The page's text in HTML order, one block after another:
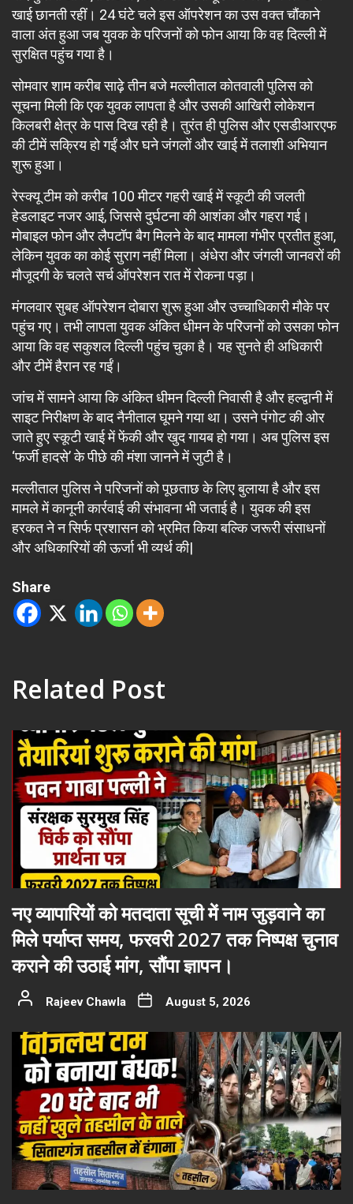
खाई छानती रहीं। 24 घंटे चले इस ऑपरेशन का उस वक्त चौंकाने
वाला अंत हुआ जब युवक के परिजनों को फोन आया कि वह दिल्ली में
सुरक्षित पहुंच गया है।
सोमवार शाम करीब साढ़े तीन बजे मल्लीताल कोतवाली पुलिस को
सूचना मिली कि एक युवक लापता है और उसकी आखिरी लोकेशन
किलबरी क्षेत्र के पास दिख रही है। तुरंत ही पुलिस और एसडीआरएफ
की टीमें सक्रिय हो गईं और घने जंगलों और खाई में तलाशी अभियान
शुरू हुआ।
रेस्क्यू टीम को करीब 100 मीटर गहरी खाई में स्कूटी की जलती
हेडलाइट नजर आई, जिससे दुर्घटना की आशंका और गहरा गई।
मोबाइल फोन और लैपटॉप बैग मिलने के बाद मामला गंभीर प्रतीत हुआ,
लेकिन युवक का कोई सुराग नहीं मिला। अंधेरा और जंगली जानवरों की
मौजूदगी के चलते सर्च ऑपरेशन रात में रोकना पड़ा।
मंगलवार सुबह ऑपरेशन दोबारा शुरू हुआ और उच्चाधिकारी मौके पर
पहुंच गए। तभी लापता युवक अंकित धीमन के परिजनों को उसका फोन
आया कि वह सकुशल दिल्ली पहुंच चुका है। यह सुनते ही अधिकारी
और टीमें हैरान रह गईं।
जांच में सामने आया कि अंकित धीमन दिल्ली निवासी है और हल्द्वानी में
साइट निरीक्षण के बाद नैनीताल घूमने गया था। उसने पंगोट की ओर
जाते हुए स्कूटी खाई में फेंकी और खुद गायब हो गया। अब पुलिस इस
‘फर्जी हादसे’ के पीछे की मंशा जानने में जुटी है।
मल्लीताल पुलिस ने परिजनों को पूछताछ के लिए बुलाया है और इस
मामले में कानूनी कार्रवाई की संभावना भी जताई है। युवक की इस
हरकत ने न सिर्फ प्रशासन को भ्रमित किया बल्कि जरूरी संसाधनों
और अधिकारियों की ऊर्जा भी व्यर्थ की|
Share
Related Post
नए व्यापारियों को मतदाता सूची में नाम जुड़वाने का
मिले पर्याप्त समय, फरवरी 2027 तक निष्पक्ष चुनाव
कराने की उठाई मांग, सौंपा ज्ञापन।
Rajeev Chawla August 5, 2026